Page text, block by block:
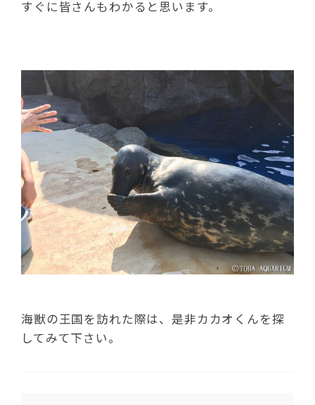
すぐに皆さんもわかると思います。
海獣の王国を訪れた際は、是非カカオくんを探
してみて下さい。